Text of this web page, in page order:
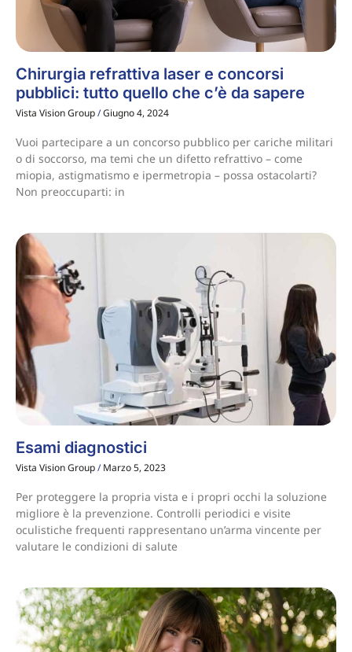
Chirurgia refrattiva laser e concorsi
pubblici: tutto quello che c’è da sapere
Vista Vision Group Giugno 4, 2024
Vuoi partecipare a un concorso pubblico per cariche militari
o di soccorso, ma temi che un difetto refrattivo – come
miopia, astigmatismo e ipermetropia – possa ostacolarti?
Non preoccuparti: in
Esami diagnostici
Vista Vision Group Marzo 5, 2023
Per proteggere la propria vista e i propri occhi la soluzione
migliore è la prevenzione. Controlli periodici e visite
oculistiche frequenti rappresentano un’arma vincente per
valutare le condizioni di salute